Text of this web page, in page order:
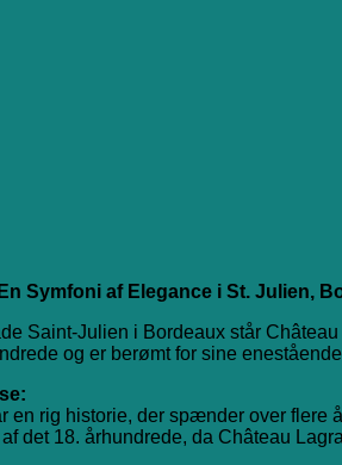
Symfoni af Elegance i St. Julien,
Saint-Julien i Bordeaux står
og er berømt for sine
en rig historie, der spænder over flere
det 18. århundrede, da Château